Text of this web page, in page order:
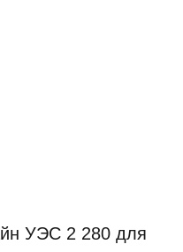
УЭC 2 280 для